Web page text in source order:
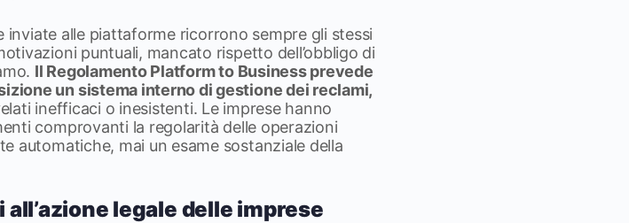
alle piattaforme ricorrono sempre gli stessi
puntuali, mancato rispetto dell’obbligo di
Il Regolamento Platform to Business prevede
un sistema interno di gestione dei reclami,
inefficaci o inesistenti. Le imprese hanno
comprovanti la regolarità delle operazioni
automatiche, mai un esame sostanziale della
legale delle imprese